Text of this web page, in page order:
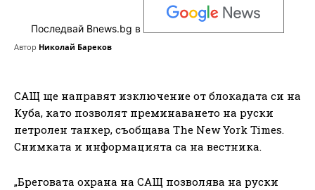
Последвай Bnews.bg в
Автор Николай Бареков
САЩ ще направят изключение от блокадата си на
Куба, като позволят преминаването на руски
петролен танкер, съобщава The New York Times.
Снимката и информацията са на вестника.
„Бреговата охрана на САЩ позволява на руски